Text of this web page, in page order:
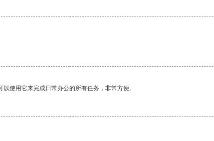
使用它来完成日常办公的所有任务，非常方便。